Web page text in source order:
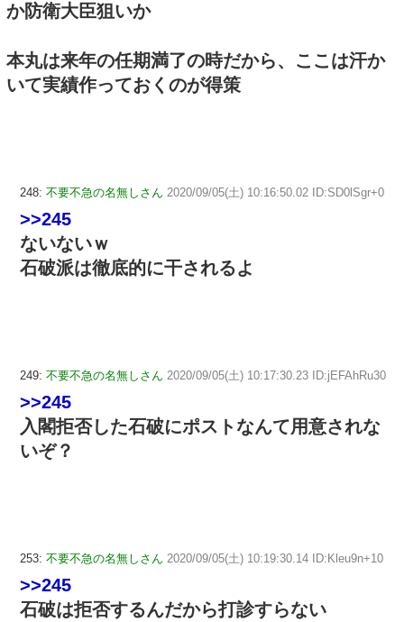
か防衛大臣狙いか
本丸は来年の任期満了の時だから、ここは汗か
いて実績作っておくのが得策
248: 不要不急の名無しさん 2020/09/05(土) 10:16:50.02 ID:SD0lSgr+0
>>245
ないないｗ
石破派は徹底的に干されるよ
249: 不要不急の名無しさん 2020/09/05(土) 10:17:30.23 ID:jEFAhRu30
>>245
入閣拒否した石破にポストなんて用意されな
いぞ？
253: 不要不急の名無しさん 2020/09/05(土) 10:19:30.14 ID:Kleu9n+10
>>245
石破は拒否するんだから打診すらない